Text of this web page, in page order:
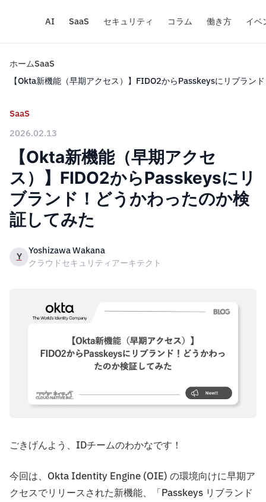
AI SaaS セキュリティ コラム 働き方 イベ
ホームSaaS
【Okta新機能（早期アクセス）】FIDO2からPasskeysにリブラン
SaaS
2026.02.13
【Okta新機能（早期アクセ
ス）】FIDO2からPasskeysにリ
ブランド！どうかわったのか検
証してみた
Y Yoshizawa Wakana
クラウドセキュリティアーキテクト
ごきげんよう、IDチームのわかなです！
今回は、Okta Identity Engine (OIE) の環境向けに早期ア
クセスでリリースされた新機能、「Passkeys リブランド